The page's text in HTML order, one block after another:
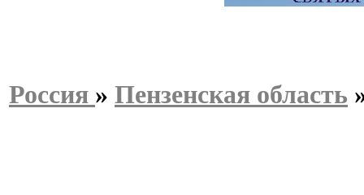
Россия » Пензенская область